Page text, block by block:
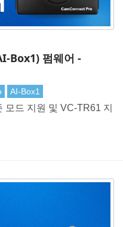
Box1) 펌웨어 -
AI-Box1
모드 지원 및 VC-TR61 지